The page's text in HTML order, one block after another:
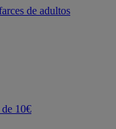
de adultos
10€